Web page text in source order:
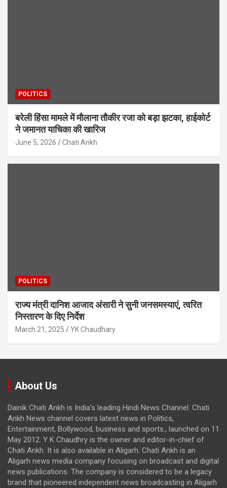
POLITICS
बरेली हिंसा मामले में मौलाना तौकीर रजा को बड़ा झटका, हाईकोर्ट
ने जमानत याचिका की खारिज
June 5, 2026 Chati Ankh
POLITICS
राज्य मंत्री दानिश आजाद अंसारी ने सुनी जनसमस्याएं, त्वरित
निस्तारण के दिए निर्देश
March 21, 2025 YK Chaudhary
About Us
Dainik Chati Ankh is India's leading Hindi News Channel. Chati
Ankh News channel covers latest news in Politics,
Entertainment, Bollywood, business and sports., launched on 11
May 2012. Y K Chaudhry is the owner and editor-in-chief of
Chati Ankh. It is also available in Aligarh. Chati Ankh is an
Aligarh news media company focusing on broadcast and digital
news publications. The company is considered to be a legacy
brand that pioneered independent news broadcasting in Aligarh